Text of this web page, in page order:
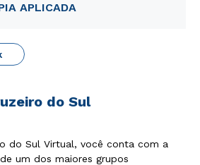
APLICADA
do Sul
do Sul Virtual, você conta com a
um dos maiores grupos